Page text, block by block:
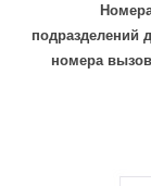
подразделений
номера